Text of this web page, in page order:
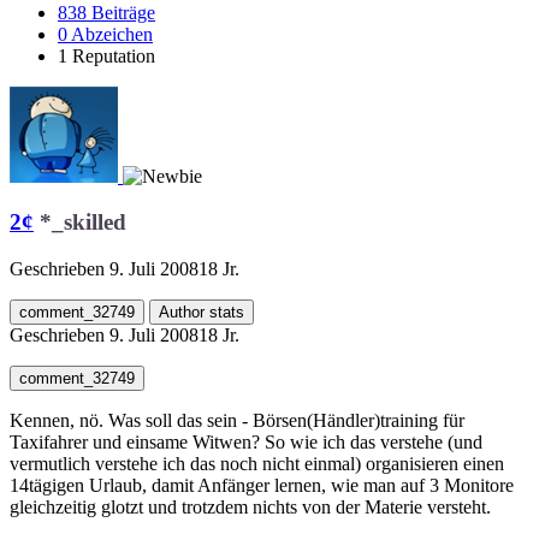
838 Beiträge
0 Abzeichen
1 Reputation
2¢ *_skilled
Geschrieben 9. Juli 200818 Jr.
comment_32749 Author stats
Geschrieben 9. Juli 200818 Jr.
comment_32749
Kennen, nö. Was soll das sein - Börsen(Händler)training für
Taxifahrer und einsame Witwen? So wie ich das verstehe (und
vermutlich verstehe ich das noch nicht einmal) organisieren einen
14tägigen Urlaub, damit Anfänger lernen, wie man auf 3 Monitore
gleichzeitig glotzt und trotzdem nichts von der Materie versteht.